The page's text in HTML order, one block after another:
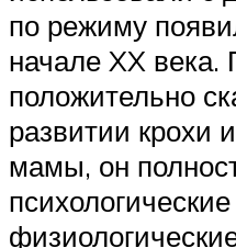
по режиму
начале XX
положительно
развитии крохи
мамы, он